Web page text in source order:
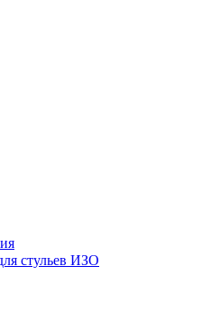
стульев ИЗО